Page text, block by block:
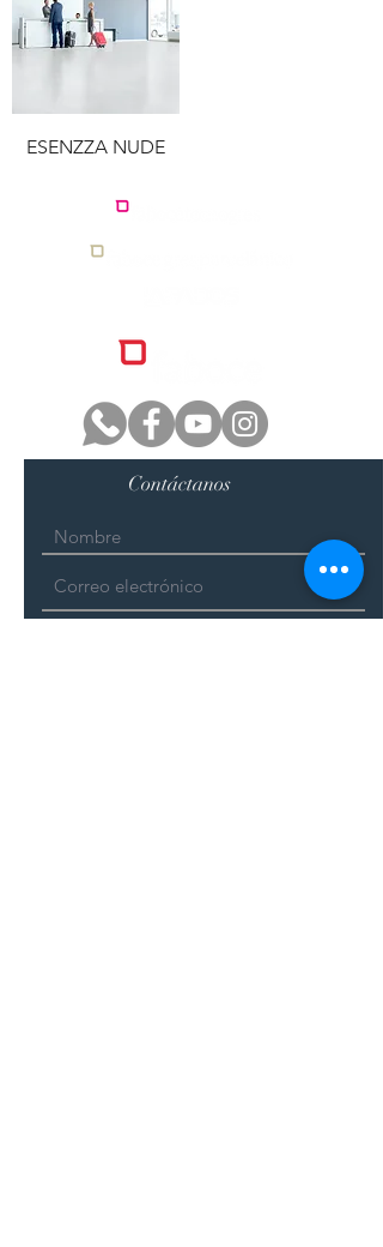
ESENZZA NUDE
Contáctanos